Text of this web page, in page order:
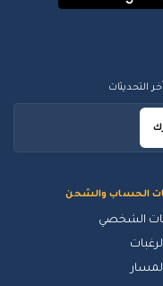
الحساب والشحن
الشخصي
التحديثات